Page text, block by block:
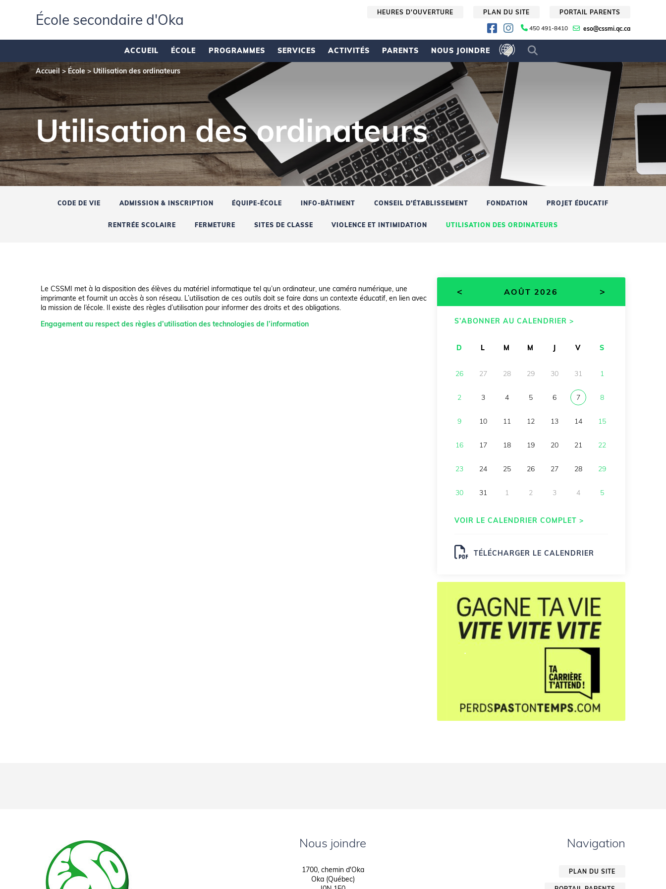
École secondaire d'Oka PLAN DU SITE PORTAIL PARENTS
HEURES D'OUVERTURE
450 491-8410 eso@cssmi.qc.ca
ACCUEIL ÉCOLE PROGRAMMES SERVICES ACTIVITÉS PARENTS NOUS JOINDRE
Accueil >École > Utilisation des ordinateurs
Utilisation des ordinateurs
CODE DE VIE ADMISSION & INSCRIPTION ÉQUIPE-ÉCOLE INFO-BÂTIMENT CONSEIL D’ÉTABLISSEMENT FONDATION PROJET ÉDUCATIF
RENTRÉE SCOLAIRE FERMETURE SITES DE CLASSE VIOLENCE ET INTIMIDATION UTILISATION DES ORDINATEURS
Le CSSMI met à la disposition des élèves du matériel informatique tel qu’un ordinateur, une caméra numérique, une
imprimante et fournit un accès à son réseau. L’utilisation de ces outils doit se faire dans un contexte éducatif, en lien avec
la mission de l’école. Il existe des règles d’utilisation pour informer des droits et des obligations.
Engagement au respect des règles d’utilisation des technologies de l’information
< AOÛT 2026 >
S’ABONNER AU CALENDRIER >
D L M M J V S
26 27 28 29 30 31 1
2 3 4 5 6 7 8
9 10 11 12 13 14 15
16 17 18 19 20 21 22
23 24 25 26 27 28 29
30 31 1 2 3 4 5
VOIR LE CALENDRIER COMPLET >
TÉLÉCHARGER LE CALENDRIER
.
Nous joindre
1700, chemin d'Oka
Oka (Québec)
Navigation
PLAN DU SITE